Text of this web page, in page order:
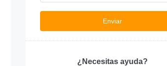
¿Necesitas ayuda?